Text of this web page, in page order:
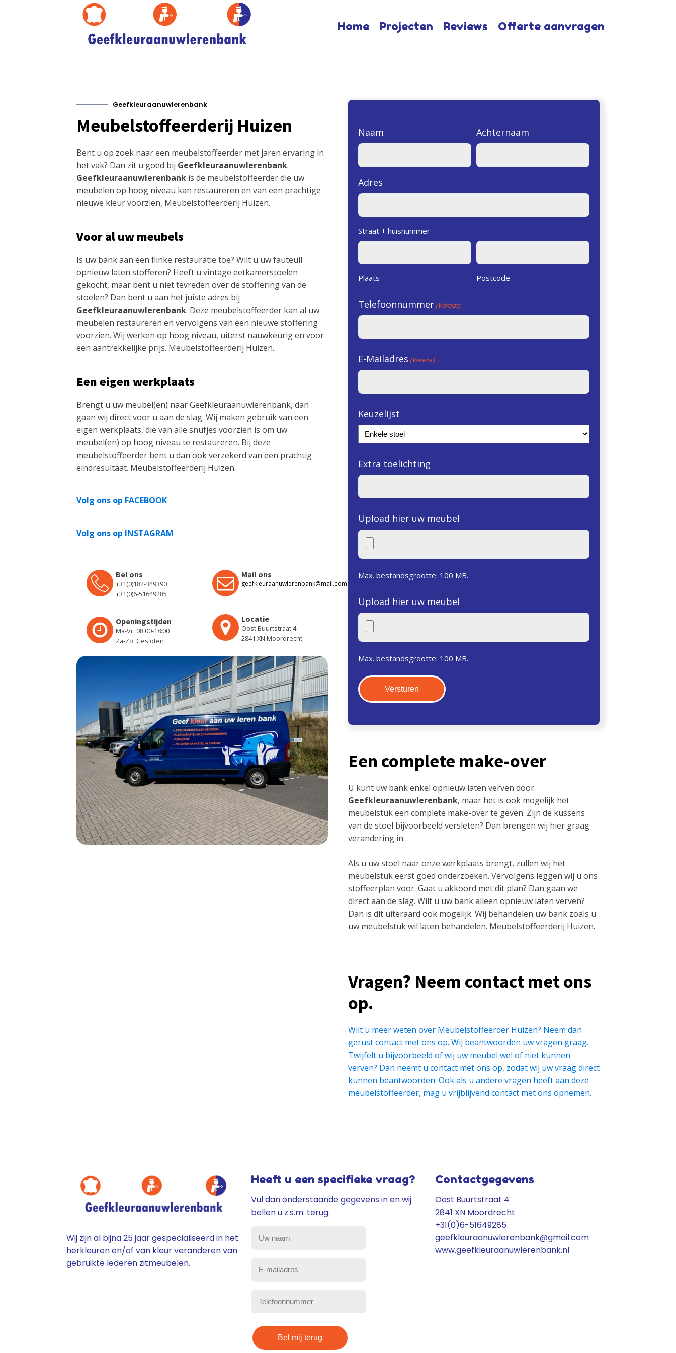
Home Projecten Reviews Offerte aanvragen
Geefkleuraanuwlerenbank
Meubelstoffeerderij Huizen
Bent u op zoek naar een meubelstoffeerder met jaren ervaring in
het vak? Dan zit u goed bij Geefkleuraanuwlerenbank.
Geefkleuraanuwlerenbank is de meubelstoffeerder die uw
meubelen op hoog niveau kan restaureren en van een prachtige
nieuwe kleur voorzien, Meubelstoffeerderij Huizen.
Voor al uw meubels
Is uw bank aan een flinke restauratie toe? Wilt u uw fauteuil
opnieuw laten stofferen? Heeft u vintage eetkamerstoelen
gekocht, maar bent u niet tevreden over de stoffering van de
stoelen? Dan bent u aan het juiste adres bij
Geefkleuraanuwlerenbank. Deze meubelstoffeerder kan al uw
meubelen restaureren en vervolgens van een nieuwe stoffering
voorzien. Wij werken op hoog niveau, uiterst nauwkeurig en voor
een aantrekkelijke prijs. Meubelstoffeerderij Huizen.
Een eigen werkplaats
Brengt u uw meubel(en) naar Geefkleuraanuwlerenbank, dan
gaan wij direct voor u aan de slag. Wij maken gebruik van een
eigen werkplaats, die van alle snufjes voorzien is om uw
meubel(en) op hoog niveau te restaureren. Bij deze
meubelstoffeerder bent u dan ook verzekerd van een prachtig
eindresultaat. Meubelstoffeerderij Huizen.
Volg ons op FACEBOOK
Volg ons op INSTAGRAM
Bel ons
+31(0)182-349390
+31(0)6-51649285
Openingstijden
Ma-Vr: 08:00-18:00
Za-Zo: Gesloten
Mail ons
geefkleuraanuwlerenbank@mail.com
Locatie
Oost Buurtstraat 4
2841 XN Moordrecht
Naam Achternaam
Adres
Straat + huisnummer
Plaats Postcode
Telefoonnummer (Vereist)
E-Mailadres (Vereist)
Keuzelijst
Extra toelichting
Upload hier uw meubel
Max. bestandsgrootte: 100 MB.
Upload hier uw meubel
Max. bestandsgrootte: 100 MB.
Een complete make-over
U kunt uw bank enkel opnieuw laten verven door
Geefkleuraanuwlerenbank, maar het is ook mogelijk het
meubelstuk een complete make-over te geven. Zijn de kussens
van de stoel bijvoorbeeld versleten? Dan brengen wij hier graag
verandering in.
Als u uw stoel naar onze werkplaats brengt, zullen wij het
meubelstuk eerst goed onderzoeken. Vervolgens leggen wij u ons
stoffeerplan voor. Gaat u akkoord met dit plan? Dan gaan we
direct aan de slag. Wilt u uw bank alleen opnieuw laten verven?
Dan is dit uiteraard ook mogelijk. Wij behandelen uw bank zoals u
uw meubelstuk wil laten behandelen. Meubelstoffeerderij Huizen.
Vragen? Neem contact met ons
op.
Wilt u meer weten over Meubelstoffeerder Huizen? Neem dan
gerust contact met ons op. Wij beantwoorden uw vragen graag.
Twijfelt u bijvoorbeeld of wij uw meubel wel of niet kunnen
verven? Dan neemt u contact met ons op, zodat wij uw vraag direct
kunnen beantwoorden. Ook als u andere vragen heeft aan deze
meubelstoffeerder, mag u vrijblijvend contact met ons opnemen.
Wij zijn al bijna 25 jaar gespecialiseerd in het
herkleuren en/of van kleur veranderen van
gebruikte lederen zitmeubelen.
Heeft u een specifieke vraag?
Vul dan onderstaande gegevens in en wij
bellen u z.s.m. terug.
Uw
(Vereist)
(Vereist)
Telefoonnummer
Contactgegevens
Oost Buurtstraat 4
2841 XN Moordrecht
+31(0)6-51649285
geefkleuraanuwlerenbank@gmail.com
www.geefkleuraanuwlerenbank.nl